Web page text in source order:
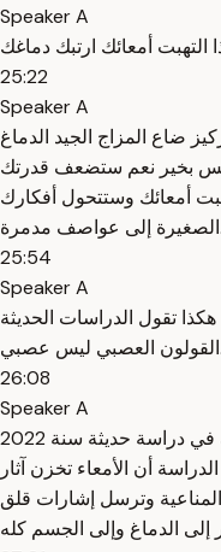
Speaker A
25:22
Speaker A
ضاع المزاج الجيد الدماغ
بخير نعم ستضعف قدرتك
أمعائك وستتحول أفكارك
الصغيرة إلى عواصف مدمرة.
25:54
Speaker A
تقول الدراسات الحديثة
القولون العصبي ليس عصبي.
26:08
Speaker A
لا إنه ذاكرة عاطفية مخزنة في أمعائك في دراسة حديثة سنة 2022
أن الأمعاء تخزن آثار
وترسل إشارات قلق